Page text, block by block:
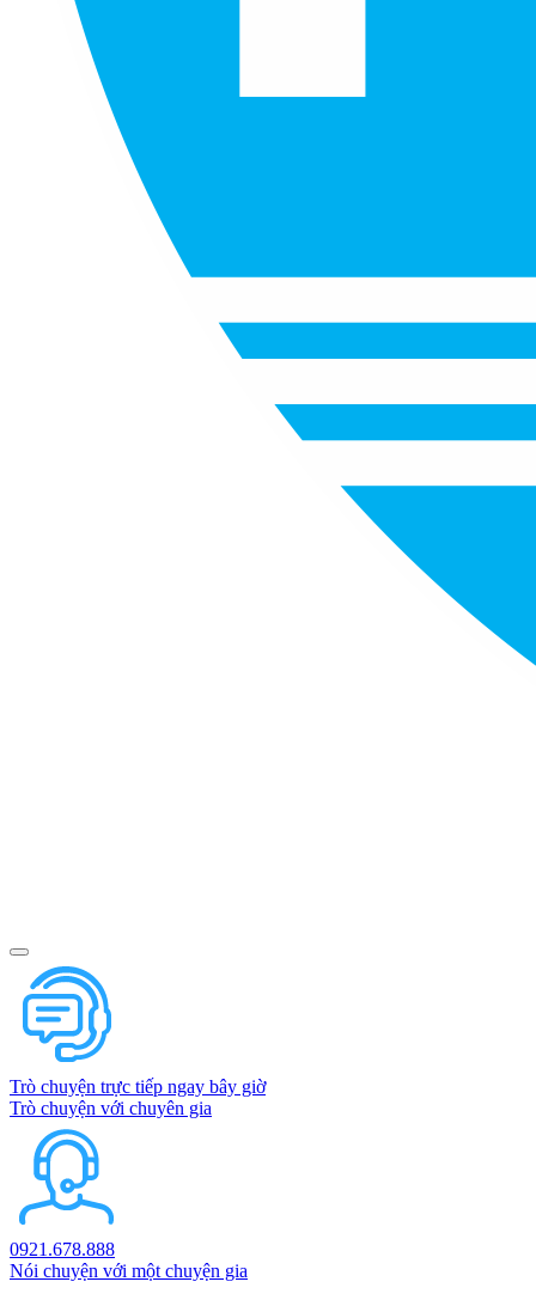
Trò chuyện trực tiếp ngay bây giờ
Trò chuyện với chuyên gia
0921.678.888
Nói chuyện với một chuyện gia